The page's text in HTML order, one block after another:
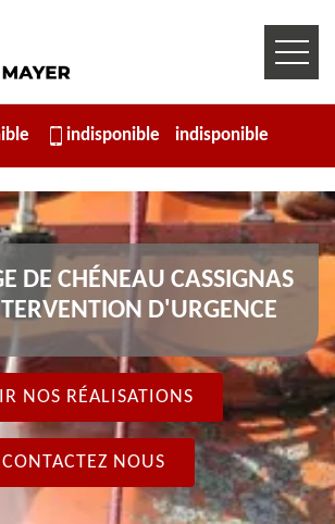
indisponible indisponible
DE CHÉNEAU CASSIGNAS
D'URGENCE
NOS RÉALISATIONS
CONTACTEZ NOUS